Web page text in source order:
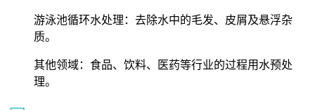
游泳池循环水处理：去除水中的毛发、皮屑及悬浮杂
质。
其他领域：食品、饮料、医药等行业的过程用水预处
理。